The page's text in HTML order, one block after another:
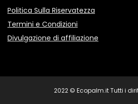
Politica Sulla Riservatezza
Termini e Condizioni
Divulgazione di affiliazione
2022 © Ecopalm.it Tutti i